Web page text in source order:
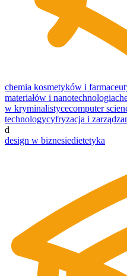
chemia kosmetyków i
materiałów i nanotechnologia
w kryminalistycecomputer
technologycyfryzacja i
d
design w biznesiedietetyka